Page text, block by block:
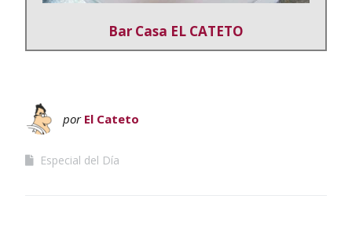
Bar Casa EL CATETO
por El Cateto
Especial del Día